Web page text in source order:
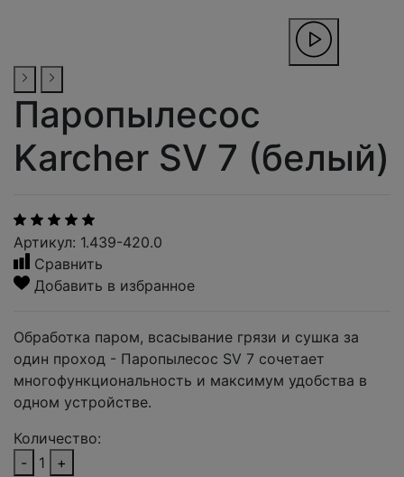
Паропылесос
Karcher SV 7 (белый)
Артикул: 1.439-420.0
Сравнить
Добавить в избранное
Обработка паром, всасывание грязи и сушка за
один проход - Паропылесос SV 7 сочетает
многофункциональность и максимум удобства в
одном устройстве.
Количество:
-
1
+